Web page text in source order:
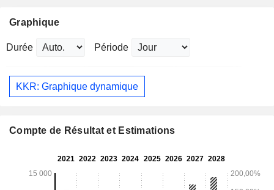
Graphique
Durée Période
KKR: Graphique dynamique
Compte de Résultat et Estimations